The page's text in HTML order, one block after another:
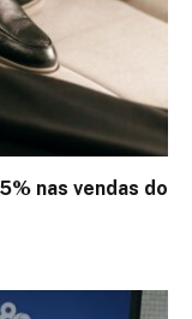
nas vendas do